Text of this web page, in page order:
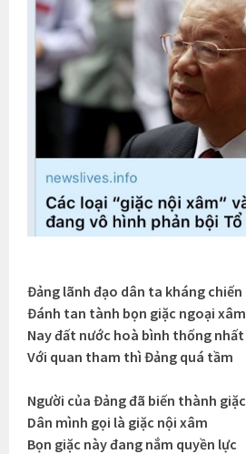
Đảng lãnh đạo dân ta kháng chiến
Đánh tan tành bọn giặc ngoại xâm
Nay đất nước hoà bình thống nhất
Với quan tham thì Đảng quá tầm
Người của Đảng đã biến thành giặc
Dân mình gọi là giặc nội xâm
Bọn giặc này đang nắm quyền lực